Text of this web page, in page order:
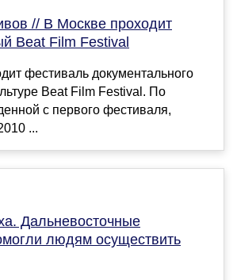
// В Москве проходит
Beat Film Festival
фестиваль документального
Beat Film Festival. По
с первого фестиваля,
...
Дальневосточные
людям осуществить